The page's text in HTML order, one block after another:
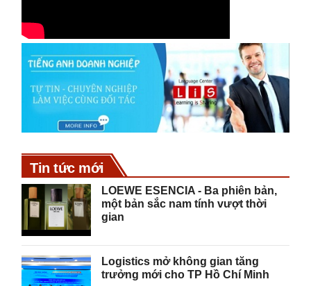
Tin tức mới
LOEWE ESENCIA - Ba phiên bản,
một bản sắc nam tính vượt thời
gian
Logistics mở không gian tăng
trưởng mới cho TP Hồ Chí Minh